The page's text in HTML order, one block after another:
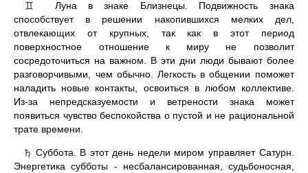
♊
Луна в знаке Близнецы. Подвижность знака
способствует в решении накопившихся мелких дел,
отвлекающих от крупных, так как в этот период
поверхностное отношение к миру не позволит
сосредоточиться на важном. В эти дни люди бывают более
разговорчивыми, чем обычно. Легкость в общении поможет
наладить новые контакты, освоиться в любом коллективе.
Из-за непредсказуемости и ветрености знака может
появиться чувство беспокойства о пустой и не рациональной
трате времени.
♄ Суббота. В этот день недели миром управляет Сатурн.
Энергетика субботы - несбалансированная, судьбоносная,